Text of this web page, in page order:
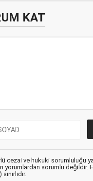
KAT
cezai ve hukuki sorumluluğu
yorumlardan sorumlu değildir.